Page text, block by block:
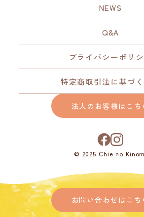
法人のお客様はこち
© 2025 Chie no
NEWS
Q&A
プライバシーポリ
特定商取引法に基づ
お問い合わせはこち